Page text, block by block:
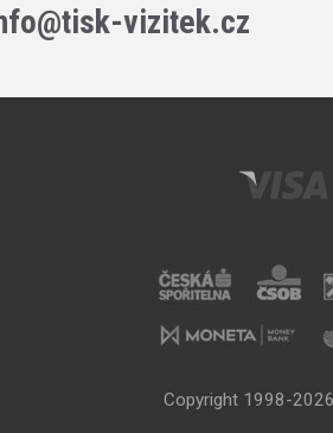
vizitek.cz
Copyright 1998-